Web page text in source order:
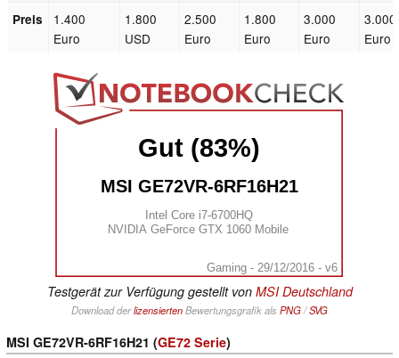
Preis
1.400
Euro
1.800
USD
2.500
Euro
1.800
Euro
3.000
Euro
3.000
Euro
Gut (83%)
MSI GE72VR-6RF16H21
Intel Core i7-6700HQ
NVIDIA GeForce GTX 1060 Mobile
Gaming - 29/12/2016 - v6
Testgerät zur Verfügung gestellt von MSI Deutschland
Download derlizensiertenBewertungsgrafik als PNG/SVG
MSI GE72VR-6RF16H21 (GE72 Serie)